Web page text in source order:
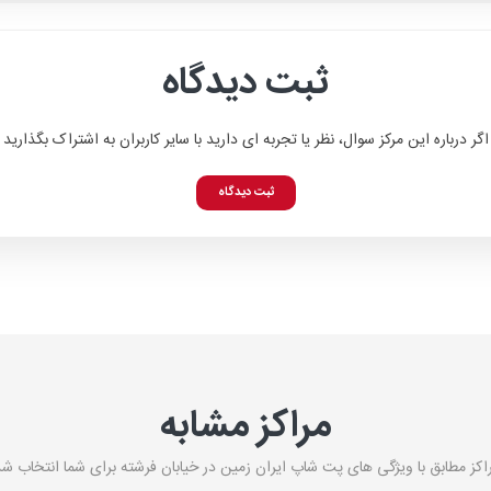
ثبت دیدگاه
اگر درباره این مرکز سوال، نظر یا تجربه ای دارید با سایر کاربران به اشتراک بگذارید
ثبت دیدگاه
مراکز مشابه
مطابق با ویژگی های پت شاپ ایران زمین در خیابان فرشته برای شما انتخاب